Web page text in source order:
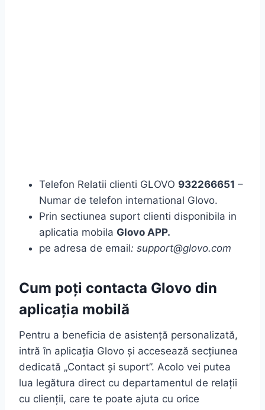
Telefon Relatii clienti GLOVO 932266651 –
Numar de telefon international Glovo.
Prin sectiunea suport clienti disponibila in
aplicatia mobila Glovo APP.
pe adresa de email: support@glovo.com
Cum poți contacta Glovo din
aplicația mobilă
Pentru a beneficia de asistență personalizată,
intră în aplicația Glovo și accesează secțiunea
dedicată „Contact și suport”. Acolo vei putea
lua legătura direct cu departamentul de relații
cu clienții, care te poate ajuta cu orice